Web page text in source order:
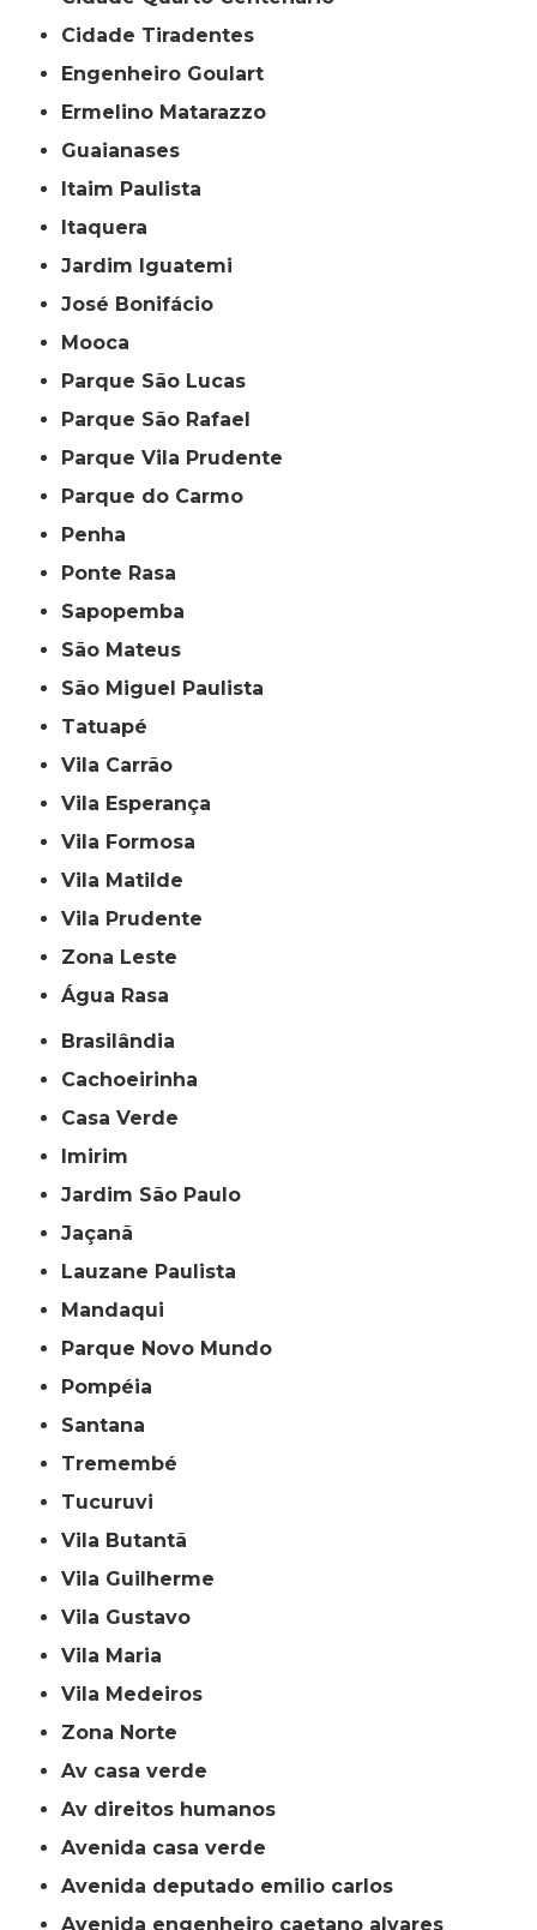
Cidade Tiradentes
Engenheiro Goulart
Ermelino Matarazzo
Guaianases
Itaim Paulista
Itaquera
Jardim Iguatemi
José Bonifácio
Mooca
Parque São Lucas
Parque São Rafael
Parque Vila Prudente
Parque do Carmo
Penha
Ponte Rasa
Sapopemba
São Mateus
São Miguel Paulista
Tatuapé
Vila Carrão
Vila Esperança
Vila Formosa
Vila Matilde
Vila Prudente
Zona Leste
Água Rasa
Brasilândia
Cachoeirinha
Casa Verde
Imirim
Jardim São Paulo
Jaçanã
Lauzane Paulista
Mandaqui
Parque Novo Mundo
Pompéia
Santana
Tremembé
Tucuruvi
Vila Butantã
Vila Guilherme
Vila Gustavo
Vila Maria
Vila Medeiros
Zona Norte
av casa verde
av direitos humanos
avenida casa verde
avenida deputado emilio carlos
avenida engenheiro caetano alvares